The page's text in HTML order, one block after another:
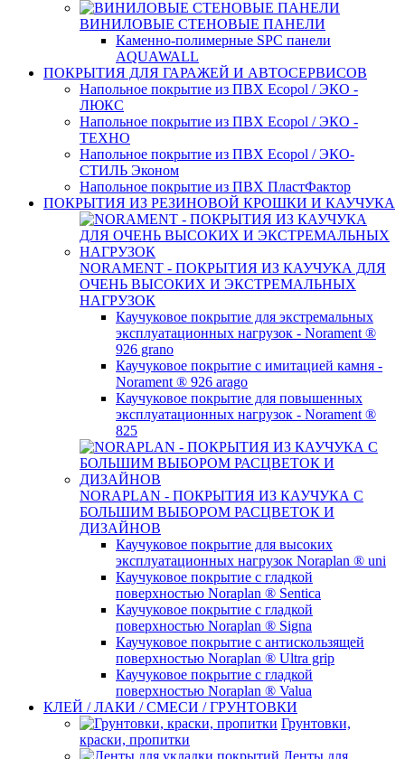
ВИНИЛОВЫЕ СТЕНОВЫЕ ПАНЕЛИ
Каменно-полимерные SPC панели
AQUAWALL
ПОКРЫТИЯ ДЛЯ ГАРАЖЕЙ И АВТОСЕРВИСОВ
Напольное покрытие из ПВХ Ecopol / ЭКО -
ЛЮКС
Напольное покрытие из ПВХ Ecopol / ЭКО -
ТЕХНО
Напольное покрытие из ПВХ Ecopol / ЭКО-
СТИЛЬ Эконом
Напольное покрытие из ПВХ ПластФактор
ПОКРЫТИЯ ИЗ РЕЗИНОВОЙ КРОШКИ И КАУЧУКА
NORAMENT - ПОКРЫТИЯ ИЗ КАУЧУКА ДЛЯ
ОЧЕНЬ ВЫСОКИХ И ЭКСТРЕМАЛЬНЫХ
НАГРУЗОК
Каучуковое покрытие для экстремальных
эксплуатационных нагрузок - Norament ®
926 grano
Каучуковое покрытие с имитацией камня -
Norament ® 926 arago
Каучуковое покрытие для повышенных
эксплуатационных нагрузок - Norament ®
825
NORAPLAN - ПОКРЫТИЯ ИЗ КАУЧУКА C
БОЛЬШИМ ВЫБОРОМ РАСЦВЕТОК И
ДИЗАЙНОВ
Каучуковое покрытие для высоких
эксплуатационных нагрузок Noraplan ® uni
Каучуковое покрытие с гладкой
поверхностью Noraplan ® Sentica
Каучуковое покрытие с гладкой
поверхностью Noraplan ® Signa
Каучуковое покрытие с антискользящей
поверхностью Noraplan ® Ultra grip
Каучуковое покрытие с гладкой
поверхностью Noraplan ® Valua
КЛЕЙ / ЛАКИ / СМЕСИ / ГРУНТОВКИ
Грунтовки,
краски, пропитки
Ленты для